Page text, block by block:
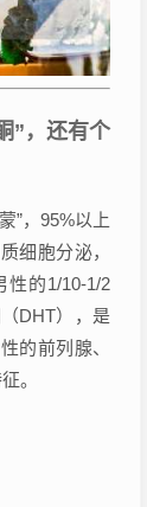
”，还有个
”，95%以上
细胞分泌，
的1/10-1/2
DHT），是
的前列腺、
。